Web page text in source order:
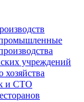
промышленные
учреждений
хозяйства
и СТО